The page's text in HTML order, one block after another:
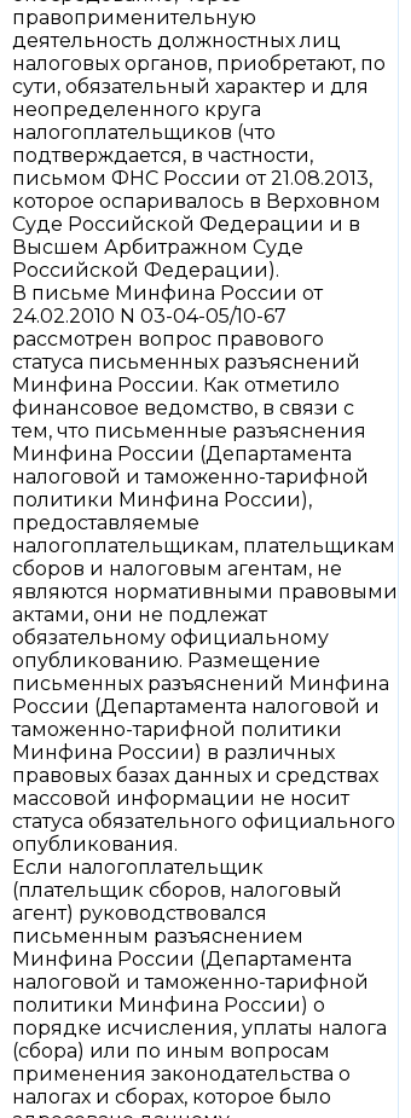
правоприменительную
деятельность должностных лиц
налоговых органов, приобретают, по
сути, обязательный характер и для
неопределенного круга
налогоплательщиков (что
подтверждается, в частности,
письмом ФНС России от 21.08.2013,
которое оспаривалось в Верховном
Суде Российской Федерации и в
Высшем Арбитражном Суде
Российской Федерации).
В письме Минфина России от
24.02.2010 N 03-04-05/10-67
рассмотрен вопрос правового
статуса письменных разъяснений
Минфина России. Как отметило
финансовое ведомство, в связи с
тем, что письменные разъяснения
Минфина России (Департамента
налоговой и таможенно-тарифной
политики Минфина России),
предоставляемые
налогоплательщикам, плательщикам
сборов и налоговым агентам, не
являются нормативными правовыми
актами, они не подлежат
обязательному официальному
опубликованию. Размещение
письменных разъяснений Минфина
России (Департамента налоговой и
таможенно-тарифной политики
Минфина России) в различных
правовых базах данных и средствах
массовой информации не носит
статуса обязательного официального
опубликования.
Если налогоплательщик
(плательщик сборов, налоговый
агент) руководствовался
письменным разъяснением
Минфина России (Департамента
налоговой и таможенно-тарифной
политики Минфина России) о
порядке исчисления, уплаты налога
(сбора) или по иным вопросам
применения законодательства о
налогах и сборах, которое было